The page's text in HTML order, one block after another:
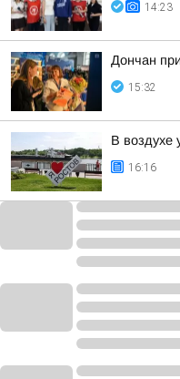
14:23
Дончан
15:32
В воздухе
16:16